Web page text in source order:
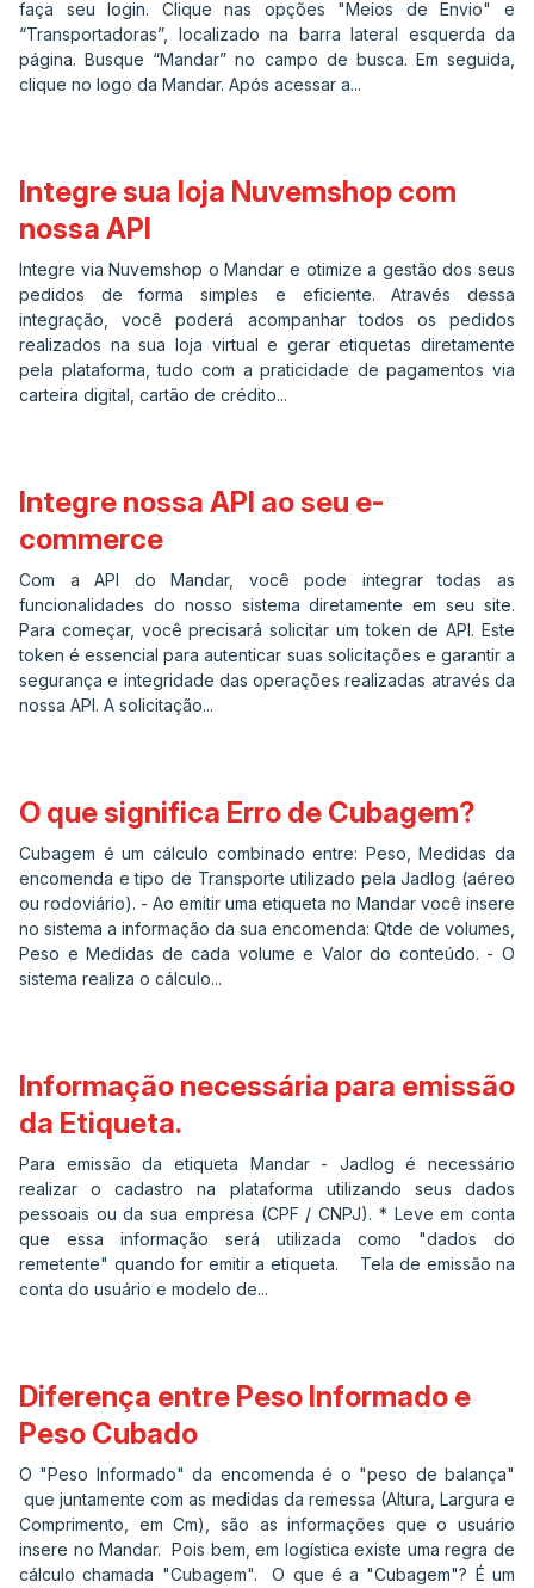
faça seu login. Clique nas opções "Meios de Envio" e
“Transportadoras”, localizado na barra lateral esquerda da
página. Busque “Mandar” no campo de busca. Em seguida,
clique no logo da Mandar. Após acessar a...
Integre sua loja Nuvemshop com
nossa API
Integre via Nuvemshop o Mandar e otimize a gestão dos seus
pedidos de forma simples e eficiente. Através dessa
integração, você poderá acompanhar todos os pedidos
realizados na sua loja virtual e gerar etiquetas diretamente
pela plataforma, tudo com a praticidade de pagamentos via
carteira digital, cartão de crédito...
Integre nossa API ao seu e-
commerce
Com a API do Mandar, você pode integrar todas as
funcionalidades do nosso sistema diretamente em seu site.
Para começar, você precisará solicitar um token de API. Este
token é essencial para autenticar suas solicitações e garantir a
segurança e integridade das operações realizadas através da
nossa API. A solicitação...
O que significa Erro de Cubagem?
Cubagem é um cálculo combinado entre: Peso, Medidas da
encomenda e tipo de Transporte utilizado pela Jadlog (aéreo
ou rodoviário). - Ao emitir uma etiqueta no Mandar você insere
no sistema a informação da sua encomenda: Qtde de volumes,
Peso e Medidas de cada volume e Valor do conteúdo. - O
sistema realiza o cálculo...
Informação necessária para emissão
da Etiqueta.
Para emissão da etiqueta Mandar - Jadlog é necessário
realizar o cadastro na plataforma utilizando seus dados
pessoais ou da sua empresa (CPF / CNPJ). * Leve em conta
que essa informação será utilizada como "dados do
remetente" quando for emitir a etiqueta. Tela de emissão na
conta do usuário e modelo de...
Diferença entre Peso Informado e
Peso Cubado
O "Peso Informado" da encomenda é o "peso de balança"
que juntamente com as medidas da remessa (Altura, Largura e
Comprimento, em Cm), são as informações que o usuário
insere no Mandar. Pois bem, em logística existe uma regra de
cálculo chamada "Cubagem". O que é a "Cubagem"? É um